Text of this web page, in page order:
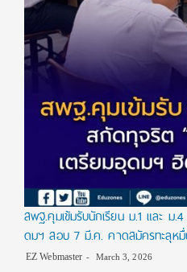
สพฐ.คุมเข้มรับนักเรียน ม.1 และ ม
ดมฯ สอบ 7 มี.ค. คาดสมัครทะลุห
EZ Webmaster March 3, 2026